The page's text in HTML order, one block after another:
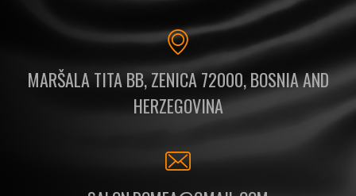
MARŠALA TITA BB, ZENICA 72000, BOSNIA AND
HERZEGOVINA